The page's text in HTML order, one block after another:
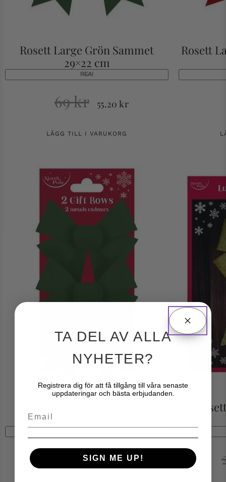
Rosett Large Grön Sammet
29×22 cm
REA!
69kr 55.20kr
LÄGG TILL I VARUKORG
Rosett
kr 55.20kr
TA DEL AV ALLA
NYHETER?
Registrera dig för att få tillgång till våra senaste
uppdateringar och bästa erbjudanden.
Email
SIGN ME UP!